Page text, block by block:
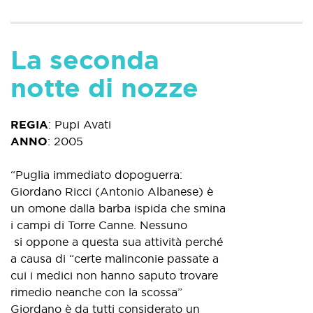
La seconda
notte di nozze
REGIA: Pupi Avati
ANNO: 2005
“Puglia immediato dopoguerra:
Giordano Ricci (Antonio Albanese) è
un omone dalla barba ispida che smina
i campi di Torre Canne. Nessuno
si oppone a questa sua attività perché
a causa di “certe malinconie passate a
cui i medici non hanno saputo trovare
rimedio neanche con la scossa”
Giordano è da tutti considerato un